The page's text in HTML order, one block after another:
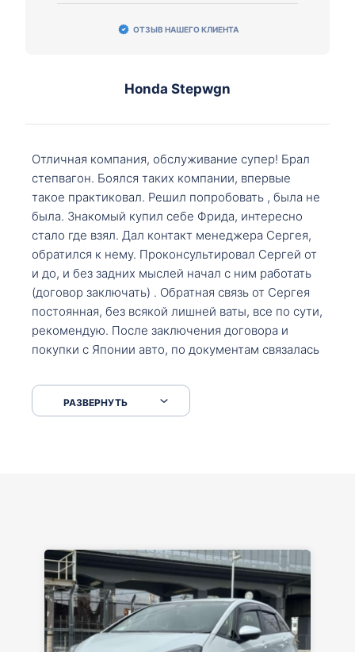
ОТЗЫВ НАШЕГО КЛИЕНТА
Honda Stepwgn
Отличная компания, обслуживание супер! Брал
степвагон. Боялся таких компании, впервые
такое практиковал. Решил попробовать , была не
была. Знакомый купил себе Фрида, интересно
стало где взял. Дал контакт менеджера Сергея,
обратился к нему. Проконсультировал Сергей от
и до, и без задних мыслей начал с ним работать
(договор заключать) . Обратная связь от Сергея
постоянная, без всякой лишней ваты, все по сути,
рекомендую. После заключения договора и
покупки с Японии авто, по документам связалась
что заполнить, куда зайти, образцы и т.д. После
приехал за авто. Меня тепло встретили Сергей с
РАЗВЕРНУТЬ